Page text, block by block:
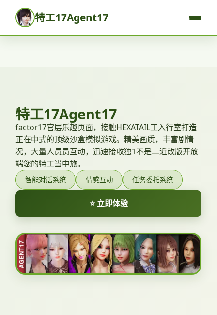
特工17Agent17
特工17Agent17
factor17官层乐趣页面，接触HEXATAIL工入行室打造
正在中式的顶级沙盒模拟游戏。精美画质，丰富剧情
况，大量人员员互动，迅速接收独1不是二近改版开放
端您的特工当中旅。
智能对话系统 情感互动 任务委托系统
⭐ 立即体验